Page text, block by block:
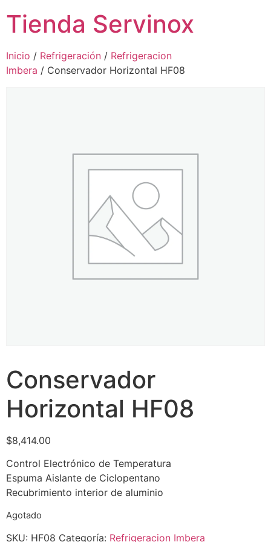
Tienda Servinox
Inicio / Refrigeración / Refrigeracion
Imbera / Conservador Horizontal HF08
Conservador
Horizontal HF08
$8,414.00
Control Electrónico de Temperatura
Espuma Aislante de Ciclopentano
Recubrimiento interior de aluminio
Agotado
SKU: HF08 Categoría: Refrigeracion Imbera